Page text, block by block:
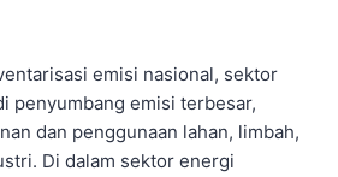
emisi nasional, sektor
penyumbang emisi terbesar,
dan penggunaan lahan, limbah,
Di dalam sektor energi